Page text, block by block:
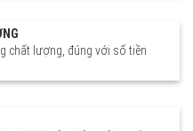
chất lượng, đúng với số tiền